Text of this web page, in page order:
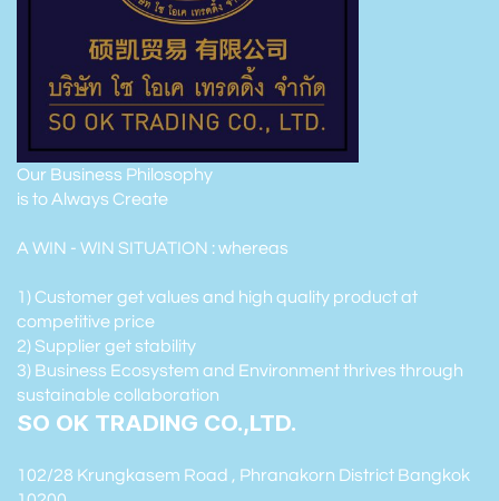
Our Business Philosophy
is to Always Create
A WIN - WIN SITUATION : whereas
1) Customer get values and high quality product at
competitive price
2) Supplier get stability
3) Business Ecosystem and Environment thrives through
sustainable collaboration
SO OK TRADING CO.,LTD.
102/28 Krungkasem Road , Phranakorn District Bangkok